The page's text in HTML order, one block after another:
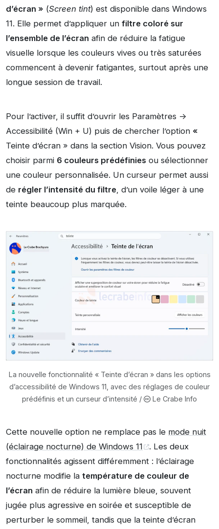
d’écran » (Screen tint) est disponible dans Windows
11. Elle permet d’appliquer un filtre coloré sur
l’ensemble de l’écran afin de réduire la fatigue
visuelle lorsque les couleurs vives ou très saturées
commencent à devenir fatigantes, surtout après une
longue session de travail.
Pour l’activer, il suffit d’ouvrir les Paramètres ->
Accessibilité (Win + U) puis de chercher l’option «
Teinte d’écran » dans la section Vision. Vous pouvez
choisir parmi 6 couleurs prédéfinies ou sélectionner
une couleur personnalisée. Un curseur permet aussi
de régler l’intensité du filtre, d’un voile léger à une
teinte beaucoup plus marquée.
La nouvelle fonctionnalité « Teinte d’écran » dans les options
d’accessibilité de Windows 11, avec des réglages de couleur
prédéfinis et un curseur d’intensité /
Le Crabe Info
Cette nouvelle option ne remplace pas le mode nuit
(éclairage nocturne) de Windows 11
. Les deux
fonctionnalités agissent différemment : l’éclairage
nocturne modifie la température de couleur de
l’écran afin de réduire la lumière bleue, souvent
jugée plus agressive en soirée et susceptible de
perturber le sommeil, tandis que la teinte d’écran